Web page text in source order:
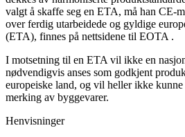
valgt å skaffe seg en ETA, må han CE-
over ferdig utarbeidede og gyldige
(ETA), finnes på nettsidene til EOTA .
I motsetning til en ETA vil ikke en
nødvendigvis anses som godkjent
europeiske land, og vil heller ikke
merking av byggevarer.
Henvisninger